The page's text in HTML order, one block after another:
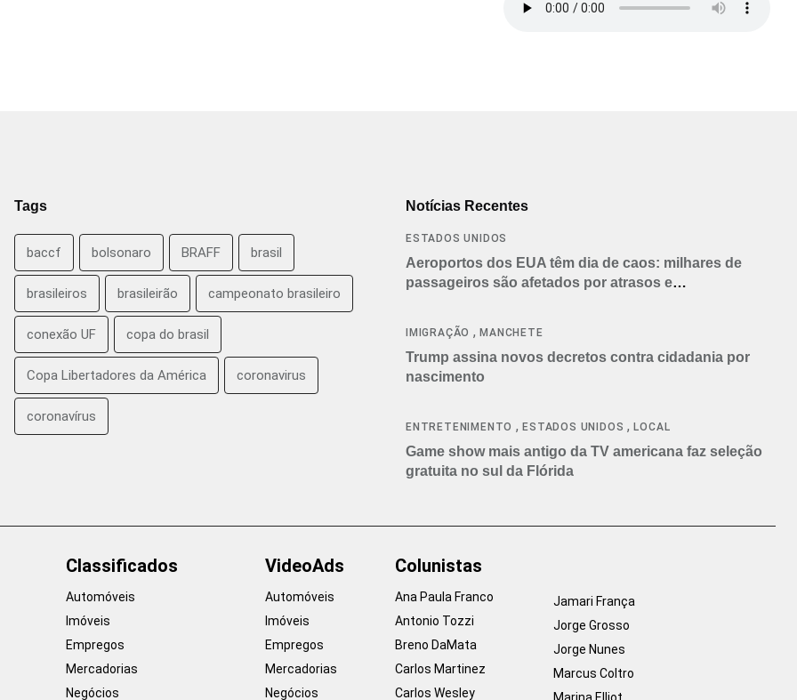
Tags
baccf bolsonaro BRAFF brasil
brasileiros brasileirão campeonato brasileiro
conexão UF copa do brasil
Copa Libertadores da América coronavirus
coronavírus
Notícias Recentes
ESTADOS UNIDOS
Aeroportos dos EUA têm dia de caos: milhares de
passageiros são afetados por atrasos e
IMIGRAÇÃO ,MANCHETE
Trump assina novos decretos contra cidadania por
nascimento
ENTRETENIMENTO ,ESTADOS UNIDOS ,LOCAL
Game show mais antigo da TV americana faz seleção
gratuita no sul da Flórida
Classificados
Automóveis
Imóveis
Empregos
Mercadorias
Negócios
VideoAds
Automóveis
Imóveis
Empregos
Mercadorias
Negócios
Colunistas
Ana Paula Franco
Antonio Tozzi
Breno DaMata
Carlos Martinez
Carlos Wesley
Jamari França
Jorge Grosso
Jorge Nunes
Marcus Coltro